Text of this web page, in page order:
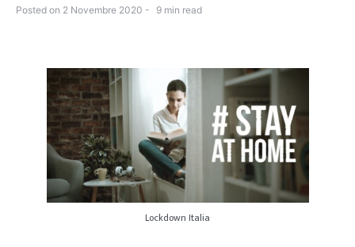
Posted on 2 Novembre 2020 9 min read
Lockdown Italia